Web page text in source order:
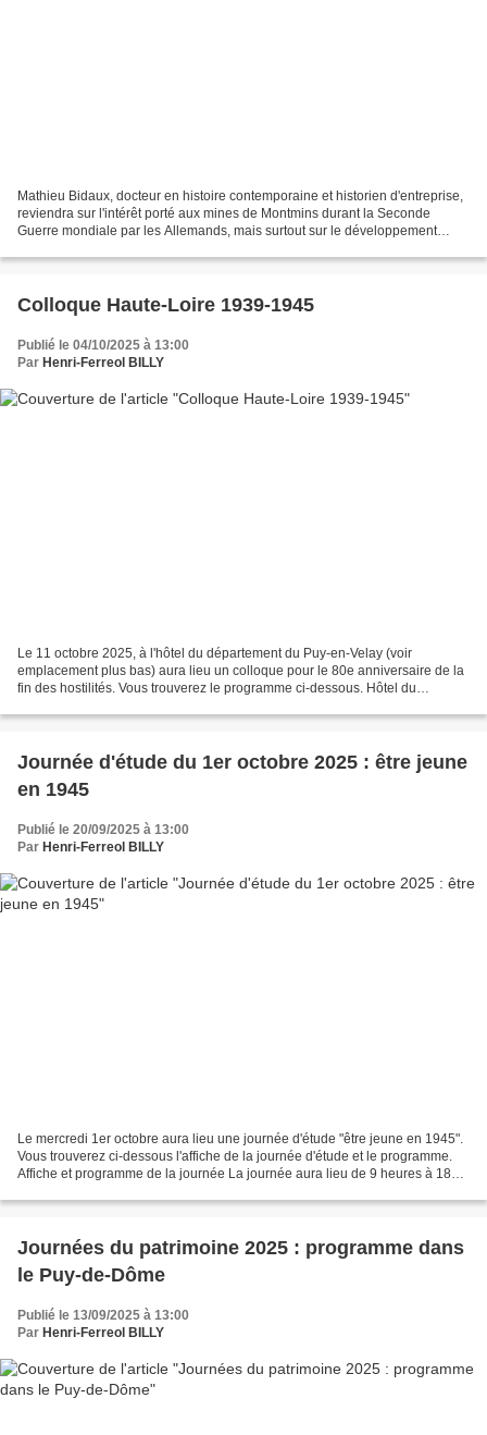
Mathieu Bidaux, docteur en histoire contemporaine et historien d'entreprise,
reviendra sur l'intérêt porté aux mines de Montmins durant la Seconde
Guerre mondiale par les Allemands, mais surtout sur le développement
Colloque Haute-Loire 1939-1945
Publié le 04/10/2025 à 13:00
Par Henri-Ferreol BILLY
Le 11 octobre 2025, à l'hôtel du département du Puy-en-Velay (voir
emplacement plus bas) aura lieu un colloque pour le 80e anniversaire de la
fin des hostilités. Vous trouverez le programme ci-dessous. Hôtel du
Journée d'étude du 1er octobre 2025 : être jeune
en 1945
Publié le 20/09/2025 à 13:00
Par Henri-Ferreol BILLY
Le mercredi 1er octobre aura lieu une journée d'étude "être jeune en 1945".
Vous trouverez ci-dessous l'affiche de la journée d'étude et le programme.
Affiche et programme de la journée La journée aura lieu de 9 heures à 18
Journées du patrimoine 2025 : programme dans
le Puy-de-Dôme
Publié le 13/09/2025 à 13:00
Par Henri-Ferreol BILLY